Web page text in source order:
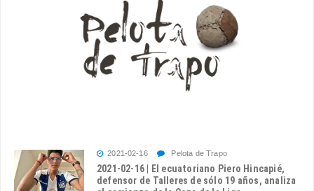
2021-02-16 Pelota de Trapo
2021-02-16 | El ecuatoriano Piero Hincapié,
defensor de Talleres de sólo 19 años, analiza